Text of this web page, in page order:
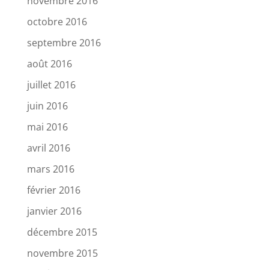
octobre 2016
septembre 2016
août 2016
juillet 2016
juin 2016
mai 2016
avril 2016
mars 2016
février 2016
janvier 2016
décembre 2015
novembre 2015